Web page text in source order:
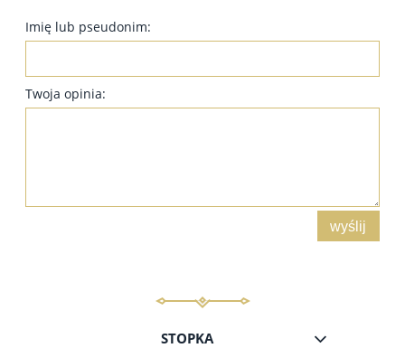
Imię lub pseudonim:
Twoja opinia:
wyślij
STOPKA